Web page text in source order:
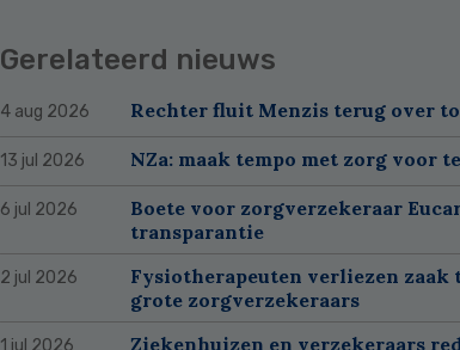
Gerelateerd nieuws
4 aug 2026 Rechter fluit Menzis terug over
13 jul 2026 NZa: maak tempo met zorg voor
6 jul 2026
Boete voor zorgverzekeraar
transparantie
2 jul 2026
Fysiotherapeuten verliezen
grote zorgverzekeraars
1 jul 2026
Ziekenhuizen en verzekeraars